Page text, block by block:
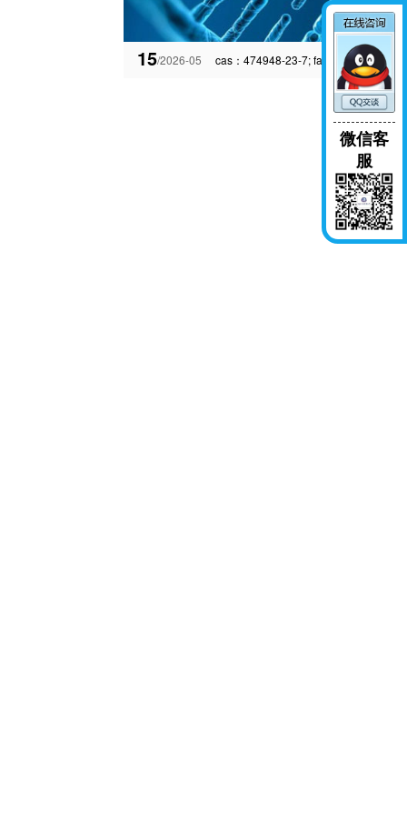
15/2026-05 cas：474948-23-7; fac-ir(3-tbu-ppy)3
微信客
服